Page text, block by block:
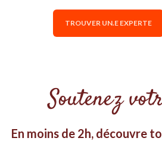
TROUVER UN.E EXPERTE
Soutenez
En moins de 2h, découvre